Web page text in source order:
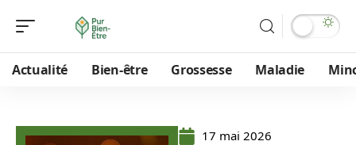
Actualité Bien-être Grossesse Maladie
17 mai 2026